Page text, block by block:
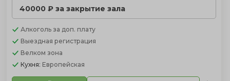
40000 ₽ за закрытие зала
Алкоголь за доп. плату
Выездная регистрация
Велком зона
Кухня: Европейская